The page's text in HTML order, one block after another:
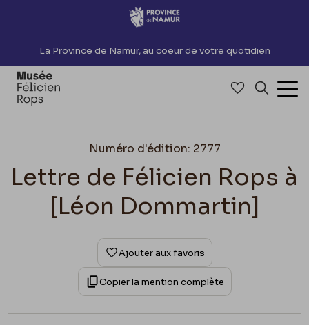
Accèder directement au contenu
La Province de Namur, au coeur de votre quotidien
Accéder à
Numéro d'édition: 2777
Lettre de Félicien Rops à
[Léon Dommartin]
Ajouter aux favoris
Copier la mention complète